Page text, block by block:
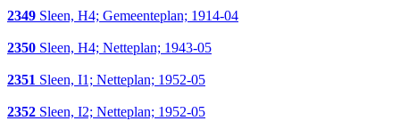
2349 Sleen, H4; Gemeenteplan; 1914-04
2350 Sleen, H4; Netteplan; 1943-05
2351 Sleen, I1; Netteplan; 1952-05
2352 Sleen, I2; Netteplan; 1952-05